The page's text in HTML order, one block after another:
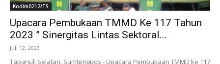
Kodim0212/TS
Upacara Pembukaan TMMD Ke 117 Tahun
2023 ” Sinergitas Lintas Sektoral...
Juli 12, 2023
Tapanuli Selatan, Sumtengpos - Upacara Pembukaan TMMD ke 117